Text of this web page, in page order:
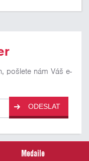
pošlete nám Váš e-
ODESLAT
Medaile